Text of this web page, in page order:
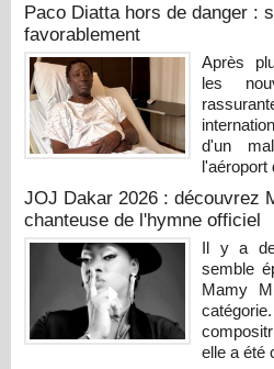
Paco Diatta hors de danger :
favorablement
Après
les
d'un
l'aéroport
JOJ Dakar 2026 : découvrez
chanteuse de l'hymne officiel
Il y a
semble
Mamy
elle a été